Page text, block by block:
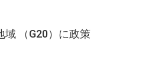
（G20）に政策